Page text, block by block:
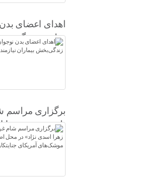
اهدای اعضای
وراوی،
نیازمند شد
برگزاری مراسم
یاد «شهیده زهرا
محل اصابت
آمریکای جنایتکار